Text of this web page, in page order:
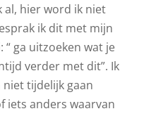
al, hier word ik niet
ik dit met mijn
“ ga uitzoeken wat je
verder met dit”. Ik
niet tijdelijk gaan
iets anders waarvan